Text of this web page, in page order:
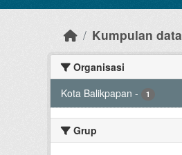
Kumpulan data
Organisasi
Kota Balikpapan - 1
Grup